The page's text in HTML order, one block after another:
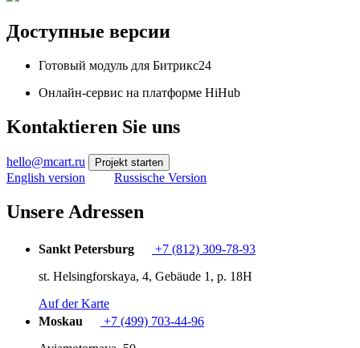
Доступные версии
Готовый модуль для Битрикс24
Онлайн-сервис на платформе HiHub
Kontaktieren Sie uns
hello@mcart.ru Projekt starten
English version Russische Version
Unsere Adressen
Sankt Petersburg
+7 (812) 309-78-93
st. Helsingforskaya, 4, Gebäude 1, p. 18H
Auf der Karte
Moskau
+7 (499) 703-44-96